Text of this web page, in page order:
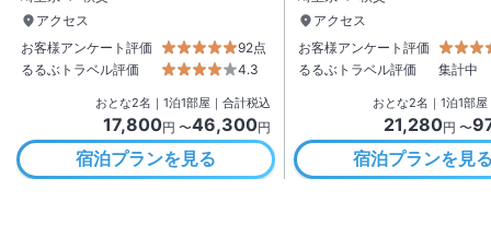
アクセス
お客様アンケート評価
92点
るるぶトラベル評価
4.3
おとな2名 ｜ 1泊1部屋｜合計税込
17,800円 〜46,300円
宿泊プランを見る
アクセス
お客様アンケート評価
るるぶトラベル評価
集計中
おとな2名 ｜ 1泊1部屋
21,280円 〜
宿泊プランを見